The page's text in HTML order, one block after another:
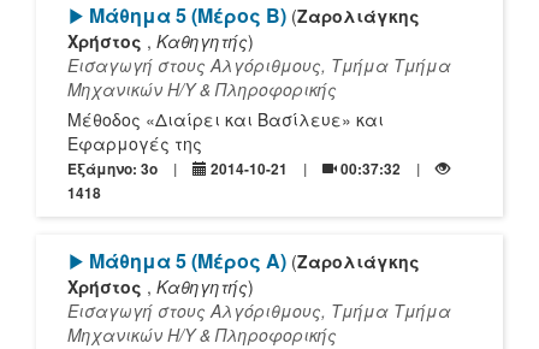
[Play]
Μάθημα 5 (Μέρος Β) (Ζαρολιάγκης
Χρήστος , Καθηγητής)
Εισαγωγή στους Αλγόριθμους, Τμήμα Τμήμα
Mηχανικών Η/Υ & Πληροφορικής
Μέθοδος «Διαίρει και Βασίλευε» και
Εφαρμογές της
Εξάμηνο: 3o 2014-10-21
00:37:32
1418
[Play]
Μάθημα 5 (Μέρος A) (Ζαρολιάγκης
Χρήστος , Καθηγητής)
Εισαγωγή στους Αλγόριθμους, Τμήμα Τμήμα
Mηχανικών Η/Υ & Πληροφορικής